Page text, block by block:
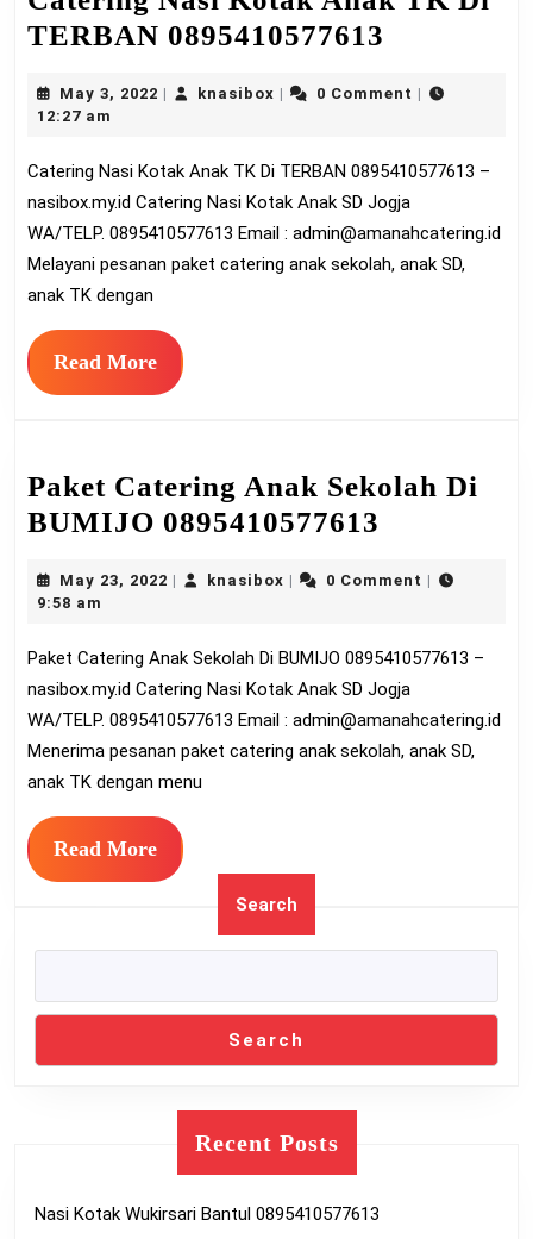
TERBAN 0895410577613
Kotak
TK
Di
TERBAN
May 3, 2022 May
knasiboxknasibox0 Comment
12:27 am
Catering Nasi Kotak Anak TK Di TERBAN 0895410577613 –
nasibox.my.id Catering Nasi Kotak Anak SD Jogja
WA/TELP. 0895410577613 Email : admin@amanahcatering.id
Melayani pesanan paket catering anak sekolah, anak SD,
anak TK dengan
Read MoreRead
More
Paket Catering Anak Sekolah Di
BUMIJO 0895410577613
Anak
Di
BUMIJO
May 23, 2022 May
knasiboxknasibox0 Comment
9:58 am
Paket Catering Anak Sekolah Di BUMIJO 0895410577613 –
nasibox.my.id Catering Nasi Kotak Anak SD Jogja
WA/TELP. 0895410577613 Email : admin@amanahcatering.id
Menerima pesanan paket catering anak sekolah, anak SD,
anak TK dengan menu
Read MoreRead
More
Search
Search
Recent Posts
Nasi Kotak Wukirsari Bantul 0895410577613